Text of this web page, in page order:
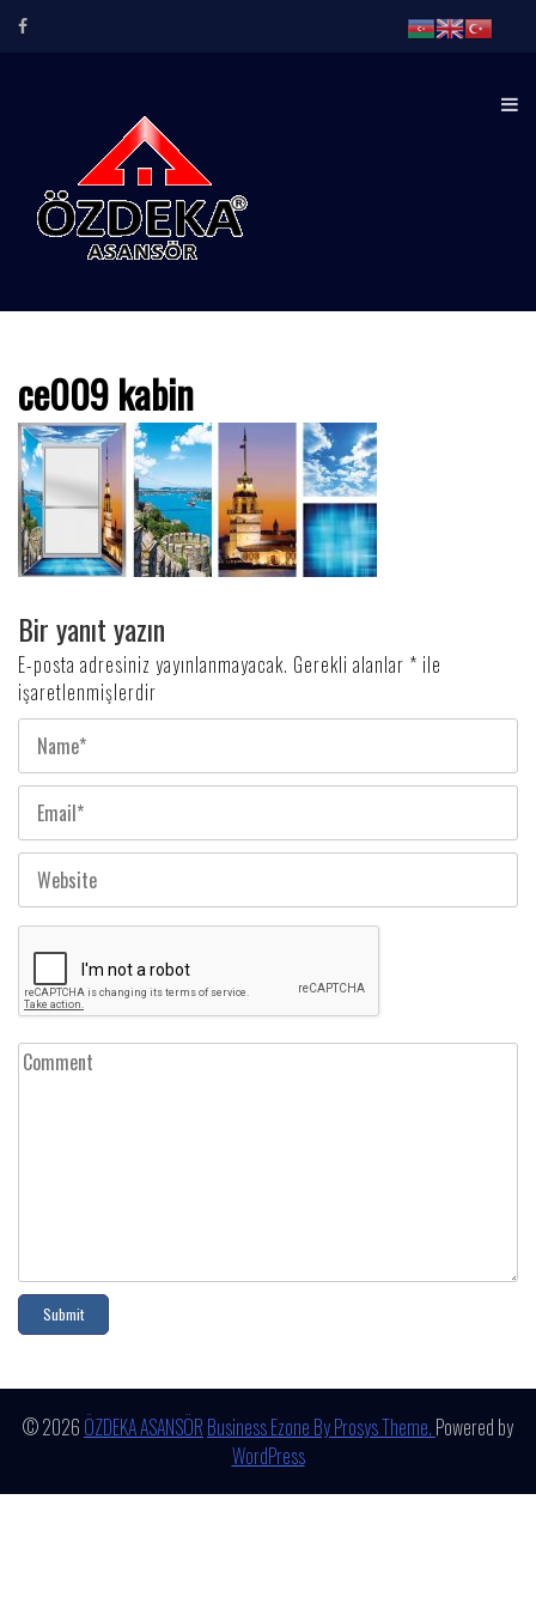
ce009 kabin
Bir yanıt yazın
E-posta adresiniz yayınlanmayacak. Gerekli alanlar * ile
işaretlenmişlerdir
© 2026 ÖZDEKA ASANSÖR Business Ezone By Prosys Theme. Powered by
WordPress